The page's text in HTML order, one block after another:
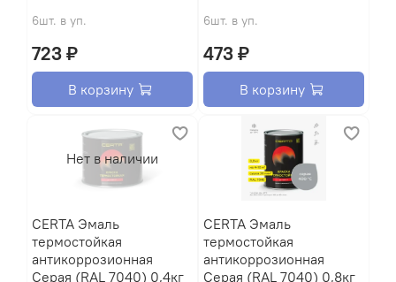
6шт. в уп.
723 ₽
В корзину
6шт. в уп.
473 ₽
В корзину
Нет в наличии
CERTA Эмаль
термостойкая
антикоррозионная
Серая (RAL 7040) 0,4кг
CERTA Эмаль
термостойкая
антикоррозионная
Серая (RAL 7040) 0,8кг